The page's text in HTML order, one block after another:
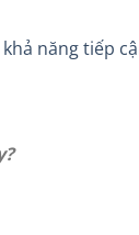
năng tiếp